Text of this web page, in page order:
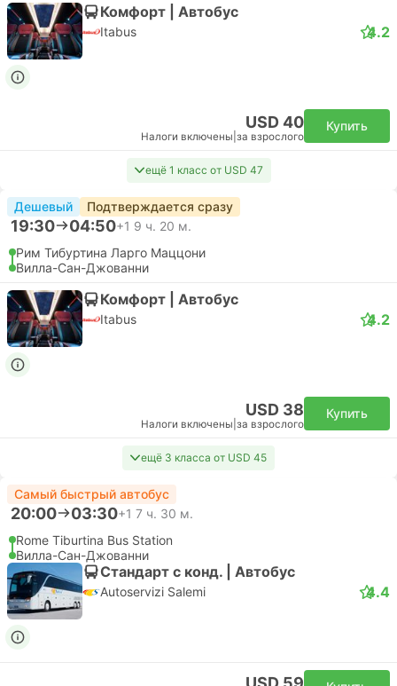
Комфорт | Автобус
Itabus 4.2
USD 40
Налоги включены за взрослого
Купить
ещё 1 класс от USD 47
Дешевый Подтверждается сразу
19:30 04:50+1 9 ч. 20 м.
Рим Тибуртина Ларго Маццони
Вилла-Сан-Джованни
Комфорт | Автобус
Itabus 4.2
USD 38
Налоги включены за взрослого
Купить
ещё 3 класса от USD 45
Самый быстрый автобус
20:00 03:30+1 7 ч. 30 м.
Rome Tiburtina Bus Station
Вилла-Сан-Джованни
Стандарт с конд. | Автобус
Autoservizi Salemi 4.4